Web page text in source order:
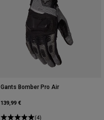
Gants Bomber Pro Air
139,99 €
(4)